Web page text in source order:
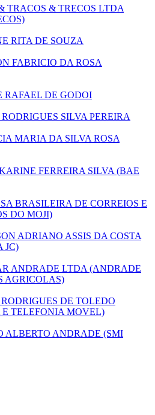
TRACOS & TRECOS LTDA
RITA DE SOUZA
FABRICIO DA ROSA
RAFAEL DE GODOI
SILVA PEREIRA
MARIA DA SILVA ROSA
FERREIRA SILVA (BAE
BRASILEIRA DE CORREIOS E
DO MOJI)
ADRIANO ASSIS DA COSTA
JC)
ANDRADE LTDA (ANDRADE
AGRICOLAS)
DE TOLEDO
TELEFONIA MOVEL)
ALBERTO ANDRADE (SMI